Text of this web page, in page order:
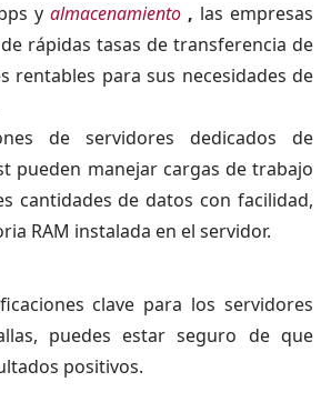
y almacenamiento , las empresas
rápidas tasas de transferencia de
rentables para sus necesidades de
de servidores dedicados de
pueden manejar cargas de trabajo
cantidades de datos con facilidad,
RAM instalada en el servidor.
clave para los servidores
puedes estar seguro de que
positivos.